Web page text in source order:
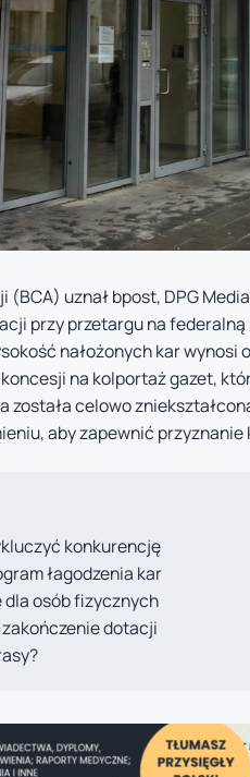
(BCA) uznał bpost, DPG
przy przetargu na
nałożonych kar wynosi
na kolportaż gazet,
została celowo
aby zapewnić
konkurencję
łagodzenia kar
osób fizycznych
dotacji